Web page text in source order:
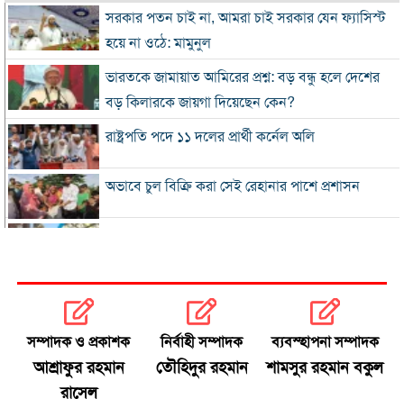
সরকার পতন চাই না, আমরা চাই সরকার যেন ফ্যাসিস্ট
হয়ে না ওঠে: মামুনুল
ভারতকে জামায়াত আমিরের প্রশ্ন: বড় বন্ধু হলে দেশের
বড় কিলারকে জায়গা দিয়েছেন কেন?
রাষ্ট্রপতি পদে ১১ দলের প্রার্থী কর্নেল অলি
অভাবে চুল বিক্রি করা সেই রেহানার পাশে প্রশাসন
সালমান শাহ হত্যা মামলায় গ্রেপ্তার খলনায়ক ডন
অতীত ও ভুল নিয়ে নাবিলার আত্মোপলব্ধি
সম্পাদক ও প্রকাশক
আশ্রাফুর রহমান
রাসেল
নির্বাহী সম্পাদক
তৌহিদুর রহমান
ব্যবস্হাপনা সম্পাদক
শামসুর রহমান বকুল